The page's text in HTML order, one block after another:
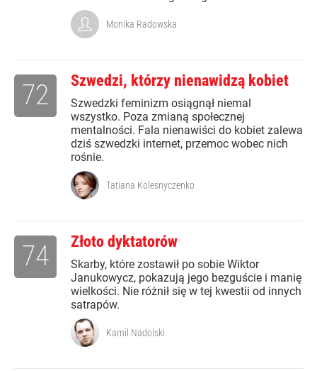
Monika Radowska
Szwedzi, którzy nienawidzą kobiet
Szwedzki feminizm osiągnął niemal
wszystko. Poza zmianą społecznej
mentalności. Fala nienawiści do kobiet zalewa
dziś szwedzki internet, przemoc wobec nich
rośnie.
72
Tatiana Kolesnyczenko
Złoto dyktatorów
Skarby, które zostawił po sobie Wiktor
Janukowycz, pokazują jego bezguście i manię
wielkości. Nie różnił się w tej kwestii od innych
satrapów.
74
Kamil Nadolski